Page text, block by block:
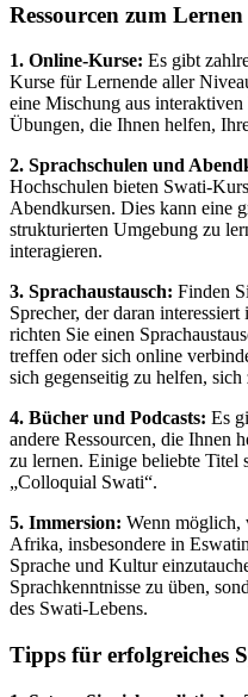
Ressourcen zum
1. Online-Kurse: Es gibt
Kurse für Lernende aller
eine Mischung aus
Übungen, die Ihnen helfen,
2. Sprachschulen und
Hochschulen bieten Swati-
Abendkursen. Dies kann eine
strukturierten Umgebung zu
interagieren.
3. Sprachaustausch: Finden
Sprecher, der daran
richten Sie einen
treffen oder sich online
sich gegenseitig zu helfen, sich
4. Bücher und Podcasts: Es
andere Ressourcen, die Ihnen
zu lernen. Einige beliebte Titel
„Colloquial Swati“.
5. Immersion: Wenn möglich,
Afrika, insbesondere in
Sprache und Kultur
Sprachkenntnisse zu üben,
des Swati-Lebens.
Tipps für erfolgreiches